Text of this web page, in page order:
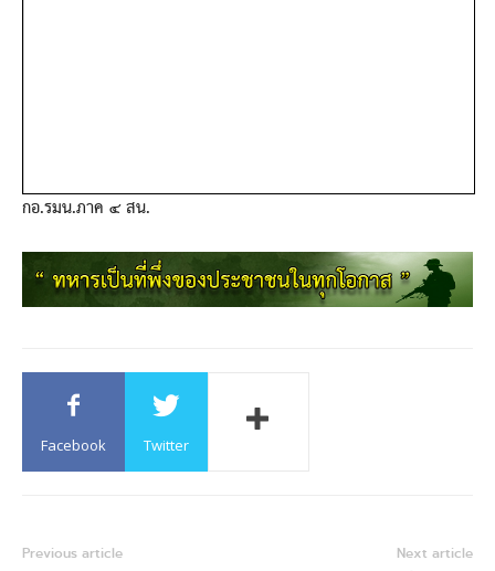
กอ.รมน.ภาค ๔ สน.
Facebook Twitter
Previous article Next article